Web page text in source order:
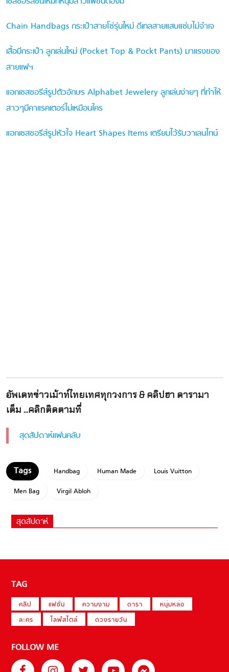
Chain Handbags กระเป๋าสายโซ่รุ่นใหม่ ดีเทลสายแสบแซ่บไม่จำเจ
เสื้อมีกระเป๋า ลูกเล่นใหม่ (Pocket Top & Pockt Pants) มาแรงของ
สายแฟฯ
แอกเซสซอรีส์รูปตัวอักษร Alphabet Jewelery ลูกเล่นง่ายๆ ที่ทำให้
สาวๆมีคาแรคเตอร์ไม่เหมือนใคร
แอกเซสซอรีส์รูปหัวใจ Heart Shapes Items เตรียมไว้รับวาเลนไทน์
อัพเดทข่าวเม้าท์ไทยเทศทุกวงการ & คลิปฮา ดารามา
เต็ม ...คลิกติดตามที่
สุดสัปดาห์แฟนคลับ
Handbag Human Made
Louis Vuitton
Men Bag
Virgil Abloh
สุดสัปดาห์
TAG
คลิป แฟชั่น ความงาม ดารา
หนุ่มหล่อ
ละคร
ไลฟ์สไตล์ ดวงรายวัน
FOLLOW ME